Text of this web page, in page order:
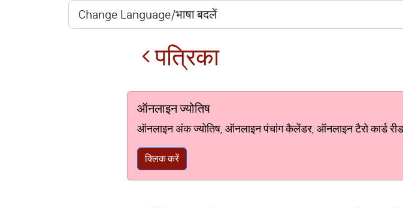
पत्रिका
ऑनलाइन ज्योतिष
ऑनलाइन अंक ज्योतिष, ऑनलाइन पंचांग कैलेंडर, ऑनलाइन टैरो कार्ड
क्लिक करें